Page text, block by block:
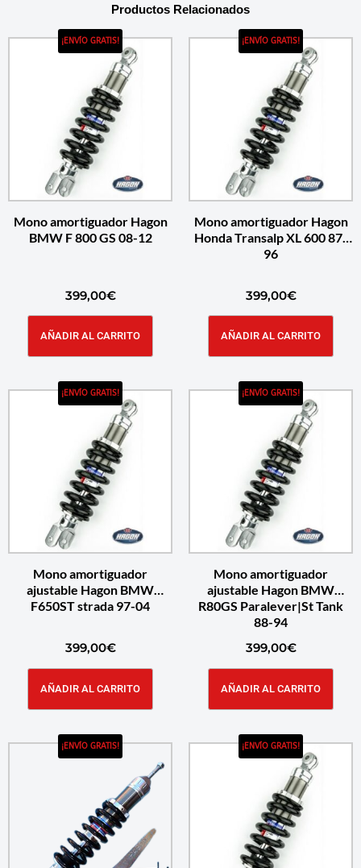
Productos Relacionados
¡ENVÍO GRATIS!
Mono amortiguador Hagon
BMW F 800 GS 08-12
399,00€
AÑADIR AL CARRITO
¡ENVÍO GRATIS!
Mono amortiguador Hagon
Honda Transalp XL 600 87-
96
399,00€
AÑADIR AL CARRITO
¡ENVÍO GRATIS!
Mono amortiguador
ajustable Hagon BMW
F650ST strada 97-04
399,00€
AÑADIR AL CARRITO
¡ENVÍO GRATIS!
Mono amortiguador
ajustable Hagon BMW
R80GS Paralever|St Tank
88-94
399,00€
AÑADIR AL CARRITO
¡ENVÍO GRATIS! ¡ENVÍO GRATIS!